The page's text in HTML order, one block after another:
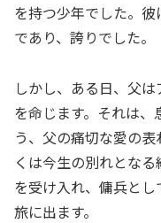
を持つ少年でした。
であり、誇りでした。
しかし、ある日、父
を命じます。それは
う、父の痛切な愛の
くは今生の別れとな
を受け入れ、傭兵と
旅に出ます。